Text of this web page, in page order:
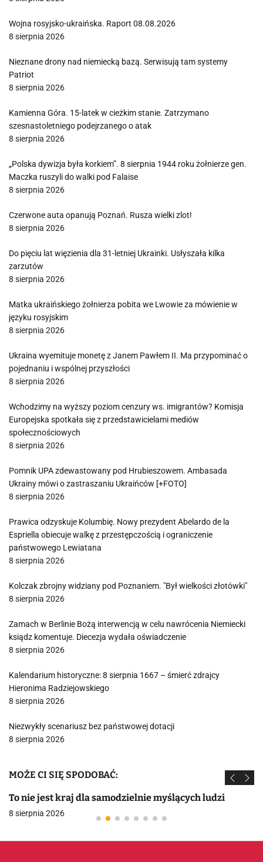
Wojna rosyjsko-ukraińska. Raport 08.08.2026
8 sierpnia 2026
Nieznane drony nad niemiecką bazą. Serwisują tam systemy
Patriot
8 sierpnia 2026
Kamienna Góra. 15-latek w cieżkim stanie. Zatrzymano
szesnastoletniego podejrzanego o atak
8 sierpnia 2026
„Polska dywizja była korkiem”. 8 sierpnia 1944 roku żołnierze gen.
Maczka ruszyli do walki pod Falaise
8 sierpnia 2026
Czerwone auta opanują Poznań. Rusza wielki zlot!
8 sierpnia 2026
Do pięciu lat więzienia dla 31-letniej Ukrainki. Usłyszała kilka
zarzutów
8 sierpnia 2026
Matka ukraińskiego żołnierza pobita we Lwowie za mówienie w
języku rosyjskim
8 sierpnia 2026
Ukraina wyemituje monetę z Janem Pawłem II. Ma przypominać o
pojednaniu i wspólnej przyszłości
8 sierpnia 2026
Wchodzimy na wyższy poziom cenzury ws. imigrantów? Komisja
Europejska spotkała się z przedstawicielami mediów
społecznościowych
8 sierpnia 2026
Pomnik UPA zdewastowany pod Hrubieszowem. Ambasada
Ukrainy mówi o zastraszaniu Ukraińców [+FOTO]
8 sierpnia 2026
Prawica odzyskuje Kolumbię. Nowy prezydent Abelardo de la
Espriella obiecuje walkę z przestępczością i ograniczenie
państwowego Lewiatana
8 sierpnia 2026
Kolczak zbrojny widziany pod Poznaniem. "Był wielkości złotówki"
8 sierpnia 2026
Zamach w Berlinie Bożą interwencją w celu nawrócenia Niemiecki
ksiądz komentuje. Diecezja wydała oświadczenie
8 sierpnia 2026
Kalendarium historyczne: 8 sierpnia 1667 – śmierć zdrajcy
Hieronima Radziejowskiego
8 sierpnia 2026
Niezwykły scenariusz bez państwowej dotacji
8 sierpnia 2026
MOŻE CI SIĘ SPODOBAĆ:
To nie jest kraj dla samodzielnie myślących ludzi
8 sierpnia 2026